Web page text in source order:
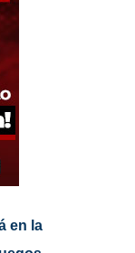
en la